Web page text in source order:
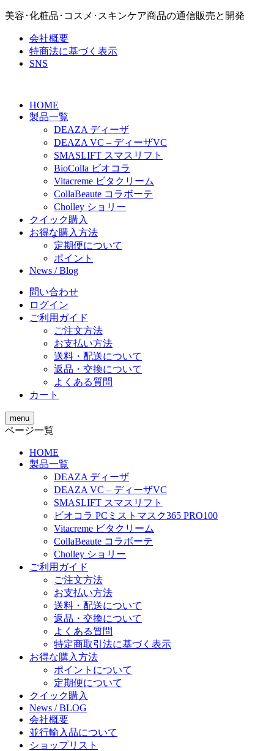
美容･化粧品･コスメ･スキンケア商品の通信販売と開発
会社概要
特商法に基づく表示
SNS
HOME
製品一覧
DEAZA ディーザ
DEAZA VC – ディーザVC
SMASLIFT スマスリフト
BioColla ビオコラ
Vitacreme ビタクリーム
CollaBeaute コラボーテ
Cholley ショリー
クイック購入
お得な購入方法
定期便について
ポイント
News / Blog
問い合わせ
ログイン
ご利用ガイド
ご注文方法
お支払い方法
送料・配送について
返品・交換について
よくある質問
カート
menu
ページ一覧
HOME
製品一覧
DEAZA ディーザ
DEAZA VC – ディーザVC
SMASLIFT スマスリフト
ビオコラ PCミストマスク365 PRO100
Vitacreme ビタクリーム
CollaBeaute コラボーテ
Cholley ショリー
ご利用ガイド
ご注文方法
お支払い方法
送料・配送について
返品・交換について
よくある質問
特定商取引法に基づく表示
お得な購入方法
ポイントについて
定期便について
クイック購入
News / BLOG
会社概要
並行輸入品について
ショップリスト